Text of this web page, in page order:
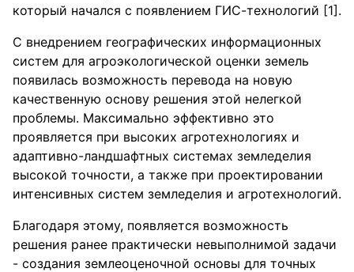
который начался с появлением ГИС-технологий [1].
С внедрением географических информационных
систем для агроэкологической оценки земель
появилась возможность перевода на новую
качественную основу решения этой нелегкой
проблемы. Максимально эффективно это
проявляется при высоких агротехнологиях и
адаптивно-ландшафтных системах земледелия
высокой точности, а также при проектировании
интенсивных систем земледелия и агротехнологий.
Благодаря этому, появляется возможность
решения ранее практически невыполнимой задачи
- создания землеоценочной основы для точных